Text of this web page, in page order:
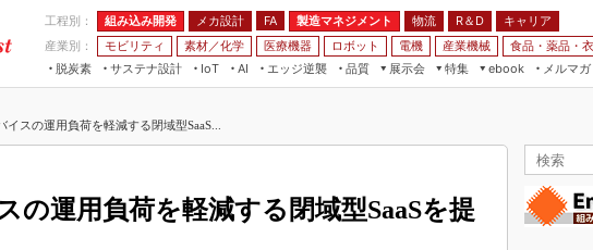
工程別： 組み込み開発 メカ設計 FA 製造マネジメント 物流 R＆D
キャリア
産業別：
モビリティ 素材／化学 医療機器 ロボット 電機 産業機械 食品・薬品・
脱炭素
サステナ設計
IoT
がる工場
AI
AI×設備保全
エッジ逆襲 品質
展示会
JIMTOF
IIFES
特集
VR／AR
フィールドサービス
ebook
FA
モビリティ
メルマガ
イスの運用負荷を軽減する閉域型SaaS...
の運用負荷を軽減する閉域型SaaSを提